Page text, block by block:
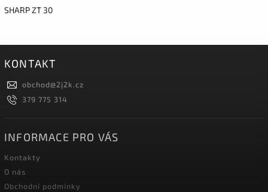
SHARP ZT 30
KONTAKT
obchod@2j2k.cz
379 775 314
INFORMACE PRO VÁS
Kontakty
O nás
Obchodní podmínky